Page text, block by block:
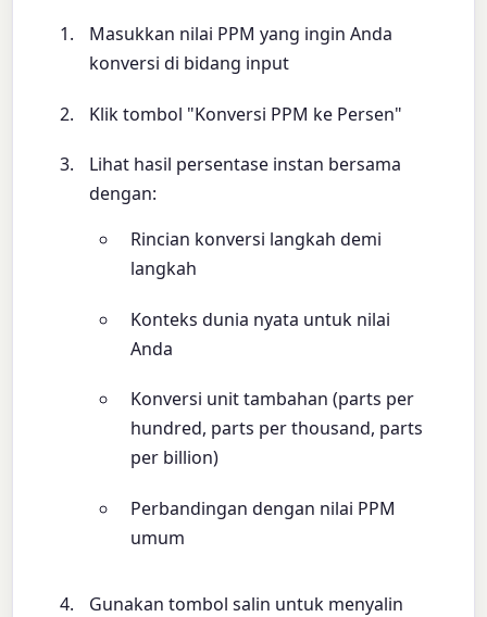
Masukkan nilai PPM yang ingin Anda
konversi di bidang input
Klik tombol "Konversi PPM ke Persen"
Lihat hasil persentase instan bersama
dengan:
Rincian konversi langkah demi
langkah
Konteks dunia nyata untuk nilai
Anda
Konversi unit tambahan (parts per
hundred, parts per thousand, parts
per billion)
Perbandingan dengan nilai PPM
umum
Gunakan tombol salin untuk menyalin